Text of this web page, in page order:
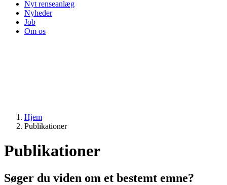
Nyt renseanlæg
Nyheder
Job
Om os
Hjem
Publikationer
Publikationer
Søger du viden om et bestemt emne?